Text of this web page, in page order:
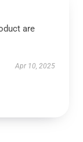
are
Apr 10, 2025